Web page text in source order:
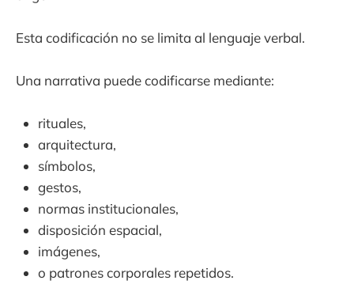
Esta codificación no se limita al lenguaje verbal.
Una narrativa puede codificarse mediante:
rituales,
arquitectura,
símbolos,
gestos,
normas institucionales,
disposición espacial,
imágenes,
o patrones corporales repetidos.